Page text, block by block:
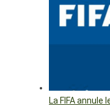
La FIFA annule